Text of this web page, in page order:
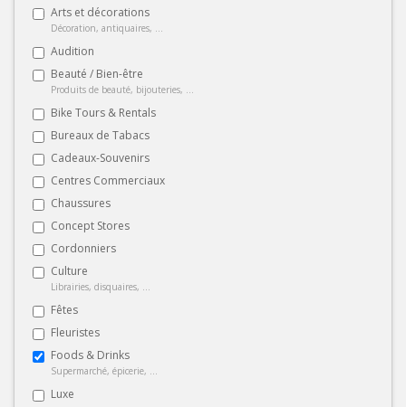
Arts et décorations
Décoration, antiquaires, ...
Audition
Beauté / Bien-être
Produits de beauté, bijouteries, ...
Bike Tours & Rentals
Bureaux de Tabacs
Cadeaux-Souvenirs
Centres Commerciaux
Chaussures
Concept Stores
Cordonniers
Culture
Librairies, disquaires, ...
Fêtes
Fleuristes
Foods & Drinks
Supermarché, épicerie, ...
Luxe